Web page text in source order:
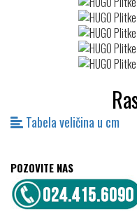
Tabela veličina u cm
POZOVITE NAS